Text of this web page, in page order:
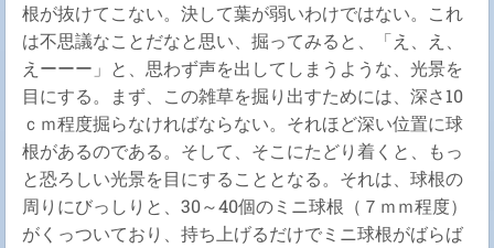
根が抜けてこない。決して葉が弱いわけではない。これ
は不思議なことだなと思い、掘ってみると、「え、え、
えーーー」と、思わず声を出してしまうような、光景を
目にする。まず、この雑草を掘り出すためには、深さ10
ｃｍ程度掘らなければならない。それほど深い位置に球
根があるのである。そして、そこにたどり着くと、もっ
と恐ろしい光景を目にすることとなる。それは、球根の
周りにびっしりと、30～40個のミニ球根（７ｍｍ程度）
がくっついており、持ち上げるだけでミニ球根がばらば